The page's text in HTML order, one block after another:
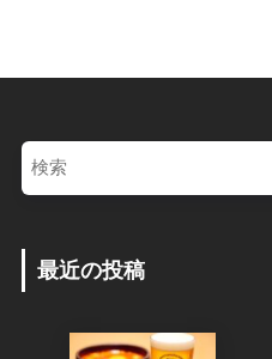
最近の投稿